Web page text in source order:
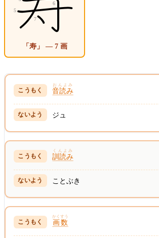
「寿」 — 7 画
音読み
おんよみ
ジュ
訓読み
くんよみ
ことぶき
画数
かくすう